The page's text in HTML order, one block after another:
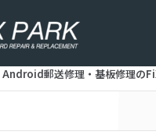
理レポート/
画面ヒビ割れを神奈川から郵
郵送修理・基板修理のFiX